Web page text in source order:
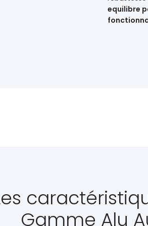
equilibre
Gamme Alu